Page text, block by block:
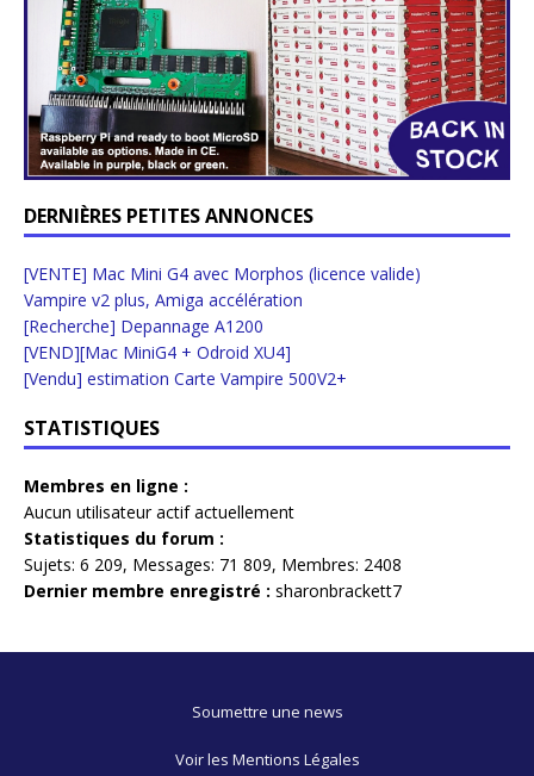
DERNIÈRES PETITES ANNONCES
[VENTE] Mac Mini G4 avec Morphos (licence valide)
Vampire v2 plus, Amiga accélération
[Recherche] Depannage A1200
[VEND][Mac MiniG4 + Odroid XU4]
[Vendu] estimation Carte Vampire 500V2+
STATISTIQUES
Membres en ligne :
Aucun utilisateur actif actuellement
Statistiques du forum :
Sujets: 6 209, Messages: 71 809, Membres: 2408
Dernier membre enregistré : sharonbrackett7
Soumettre une news
Voir les Mentions Légales